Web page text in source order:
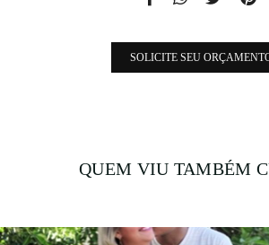
SOLICITE SEU
QUEM VIU TAMBÉM